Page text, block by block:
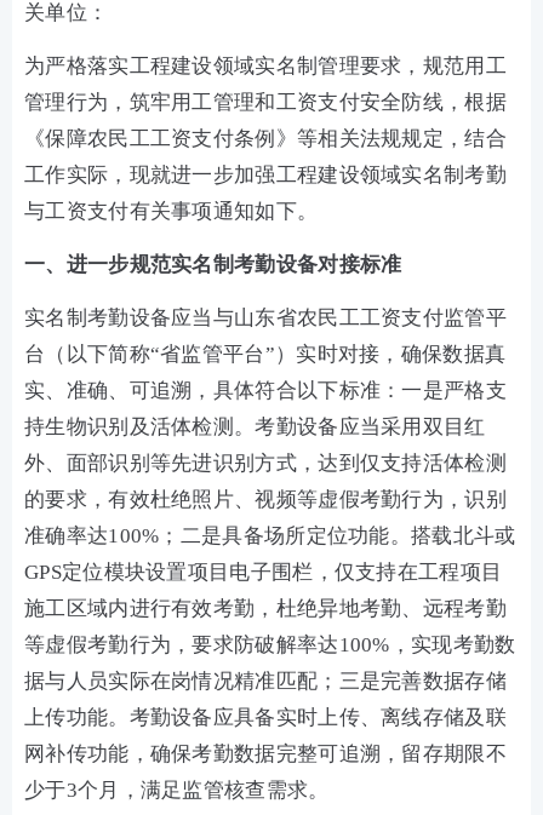
关单位：
为严格落实工程建设领域实名制管理要求，规范用工
管理行为，筑牢用工管理和工资支付安全防线，根据
《保障农民工工资支付条例》等相关法规规定，结合
工作实际，现就进一步加强工程建设领域实名制考勤
与工资支付有关事项通知如下。
一、进一步规范实名制考勤设备对接标准
实名制考勤设备应当与山东省农民工工资支付监管平
台（以下简称“省监管平台”）实时对接，确保数据真
实、准确、可追溯，具体符合以下标准：一是严格支
持生物识别及活体检测。考勤设备应当采用双目红
外、面部识别等先进识别方式，达到仅支持活体检测
的要求，有效杜绝照片、视频等虚假考勤行为，识别
准确率达100%；二是具备场所定位功能。搭载北斗或
GPS定位模块设置项目电子围栏，仅支持在工程项目
施工区域内进行有效考勤，杜绝异地考勤、远程考勤
等虚假考勤行为，要求防破解率达100%，实现考勤数
据与人员实际在岗情况精准匹配；三是完善数据存储
上传功能。考勤设备应具备实时上传、离线存储及联
网补传功能，确保考勤数据完整可追溯，留存期限不
少于3个月，满足监管核查需求。